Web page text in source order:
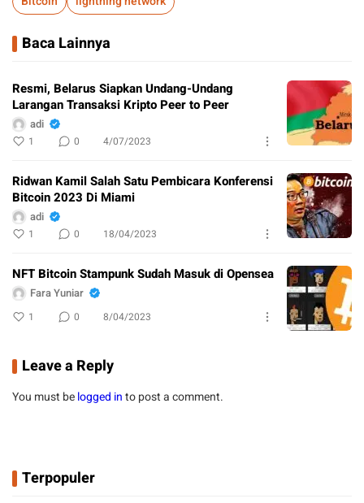
Baca Lainnya
Resmi, Belarus Siapkan Undang-Undang
Larangan Transaksi Kripto Peer to Peer
adi
1 0 4/07/2023
Ridwan Kamil Salah Satu Pembicara Konferensi
Bitcoin 2023 Di Miami
adi
1 0 18/04/2023
NFT Bitcoin Stampunk Sudah Masuk di Opensea
Fara Yuniar
1 0 8/04/2023
Leave a Reply
You must belogged into post a comment.
Terpopuler